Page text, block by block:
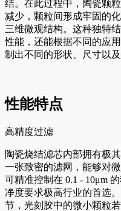
结。在此过程中，陶瓷颗
减少，颗粒间形成牢固的
三维微观结构。这种独特
性能，还能根据不同的应
制出不同的形状、尺寸以
性能特点
高精度过滤
陶瓷烧结滤芯内部拥有极
一张致密的滤网，能够对
可精准控制在 0.1 - 10μm
净度要求极高行业的首选
节，光刻胶中的微小颗粒